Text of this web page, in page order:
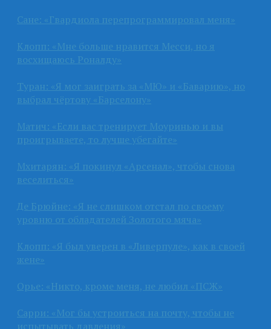
Сане: «Гвардиола перепрограммировал меня»
Клопп: «Мне больше нравится Месси, но я
восхищаюсь Роналду»
Туран: «Я мог заиграть за «МЮ» и «Баварию», но
выбрал чёртову «Барселону»
Матич: «Если вас тренирует Моуринью и вы
проигрываете, то лучше убегайте»
Мхитарян: «Я покинул «Арсенал», чтобы снова
веселиться»
Де Брюйне: «Я не слишком отстал по своему
уровню от обладателей Золотого мяча»
Клопп: «Я был уверен в «Ливерпуле», как в своей
жене»
Орье: «Никто, кроме меня, не любил «ПСЖ»
Сарри: «Мог бы устроиться на почту, чтобы не
испытывать давления»